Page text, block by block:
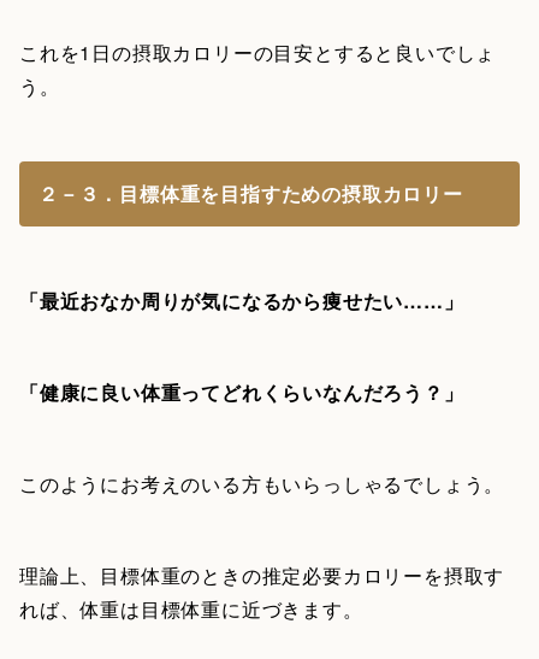
これを1日の摂取カロリーの目安とすると良いでしょ
う。
２－３．目標体重を目指すための摂取カロリー
「最近おなか周りが気になるから痩せたい……」
「健康に良い体重ってどれくらいなんだろう？」
このようにお考えのいる方もいらっしゃるでしょう。
理論上、目標体重のときの推定必要カロリーを摂取す
れば、体重は目標体重に近づきます。